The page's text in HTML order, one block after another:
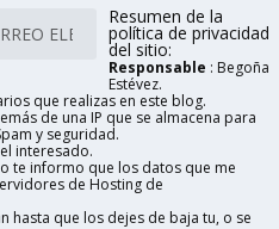
Resumen de la
política de privacidad
del sitio:
Responsable : Begoña
Estévez.
que realizas en este blog.
de una IP que se almacena para
y seguridad.
interesado.
te informo que los datos que me
de Hosting de
hasta que los dejes de baja tu, o se